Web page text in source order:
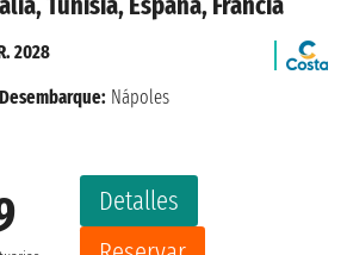
Detalles
2028
Desembarque: Nápoles